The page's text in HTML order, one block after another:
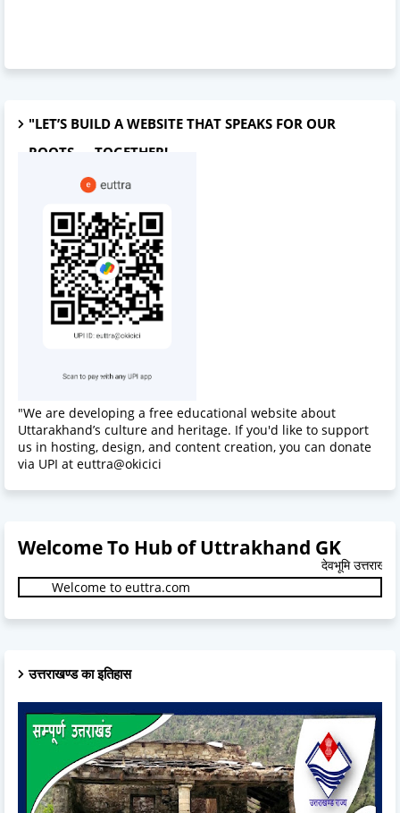
"LET’S BUILD A WEBSITE THAT SPEAKS FOR OUR
ROOTS — TOGETHER!
"We are developing a free educational website about
Uttarakhand’s culture and heritage. If you'd like to support
us in hosting, design, and content creation, you can donate
via UPI at euttra@okicici
Welcome To Hub of Uttrakhand GK
Welcome to euttra.com
उत्तराखण्ड का इतिहास